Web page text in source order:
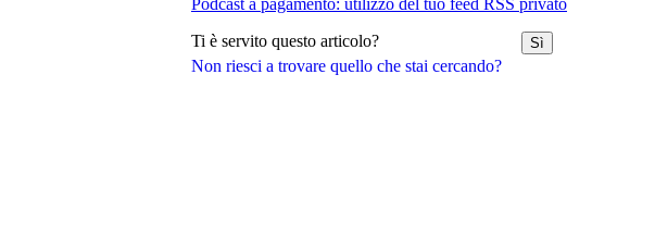
Non riesci a trovare quello che stai cercando?
Podcast a pagamento: utilizzo del tuo feed RSS privato
Ti è servito questo articolo? Sì